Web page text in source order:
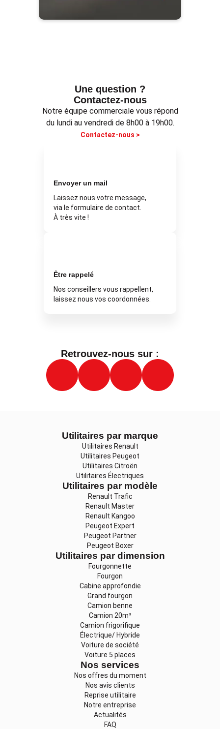
Une question ?
Contactez-nous
Notre équipe commerciale vous répond
du lundi au vendredi de 8h00 à 19h00.
Contactez-nous >
Envoyer un mail
Laissez nous votre message,
via le formulaire de contact.
À très vite !
Être rappelé
Nos conseillers vous rappellent,
laissez nous vos coordonnées.
Retrouvez-nous sur :
Utilitaires par marque
Utilitaires Renault
Utilitaires Peugeot
Utilitaires Citroën
Utilitaires Électriques
Utilitaires par modèle
Renault Trafic
Renault Master
Renault Kangoo
Peugeot Expert
Peugeot Partner
Peugeot Boxer
Utilitaires par dimension
Fourgonnette
Fourgon
Cabine approfondie
Grand fourgon
Camion benne
Camion 20m³
Camion frigorifique
Électrique/ Hybride
Voiture de société
Voiture 5 places
Nos services
Nos offres du moment
Nos avis clients
Reprise utilitaire
Notre entreprise
Actualités
FAQ